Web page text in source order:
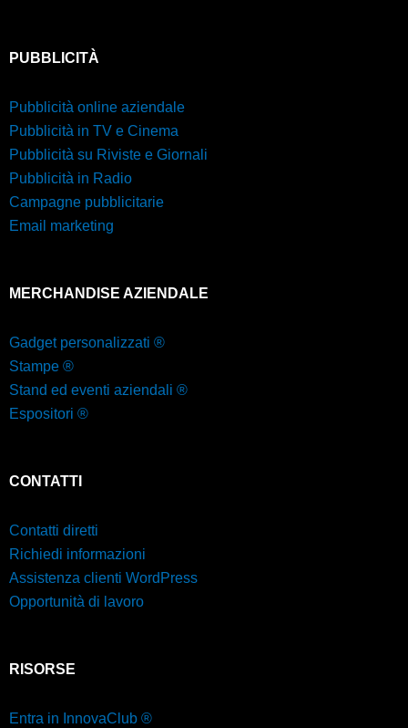
PUBBLICITÀ
Pubblicità online aziendale
Pubblicità in TV e Cinema
Pubblicità su Riviste e Giornali
Pubblicità in Radio
Campagne pubblicitarie
Email marketing
MERCHANDISE AZIENDALE
Gadget personalizzati ®
Stampe ®
Stand ed eventi aziendali ®
Espositori ®
CONTATTI
Contatti diretti
Richiedi informazioni
Assistenza clienti WordPress
Opportunità di lavoro
RISORSE
Entra in InnovaClub ®